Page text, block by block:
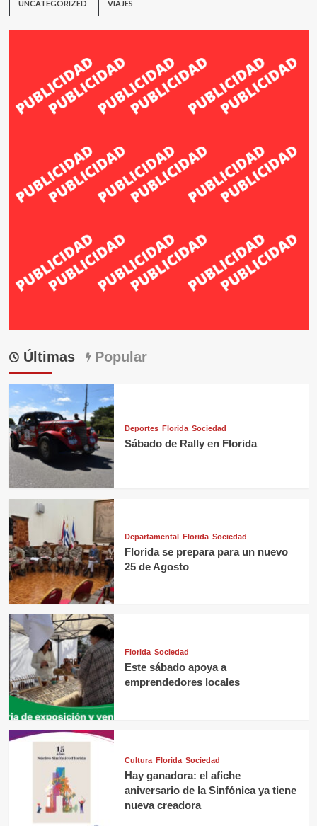
UNCATEGORIZED VIAJES
Últimas Popular
Deportes Florida Sociedad
Sábado de Rally en Florida
Departamental Florida Sociedad
Florida se prepara para un nuevo
25 de Agosto
Florida Sociedad
Este sábado apoya a
emprendedores locales
Cultura Florida Sociedad
Hay ganadora: el afiche
aniversario de la Sinfónica ya tiene
nueva creadora